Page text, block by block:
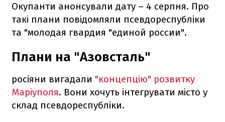
Окупанти анонсували дату – 4 серпня. Про
такі плани повідомляли псевдореспубліки
та "молодая гвардия "единой россии".
Плани на "Азовсталь"
росіяни вигадали "концепцію" розвитку
Маріуполя. Вони хочуть інтегрувати місто у
склад псевдореспубліки.